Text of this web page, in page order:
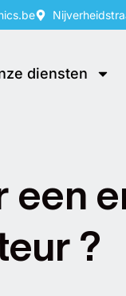
diensten
een
?